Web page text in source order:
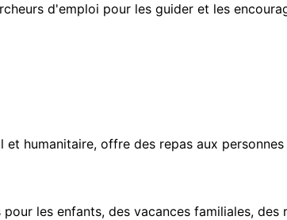
d'emploi pour les guider et les
et humanitaire, offre des repas aux
les enfants, des vacances familiales,